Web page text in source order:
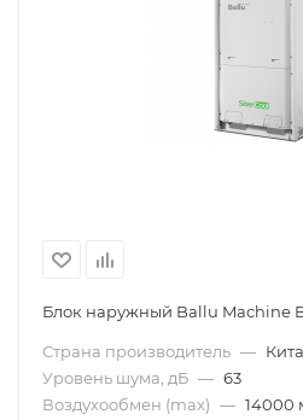
Блок наружный Ballu Machine
Страна производитель —
Уровень шума, дБ — 63
Воздухообмен (max) — 14000